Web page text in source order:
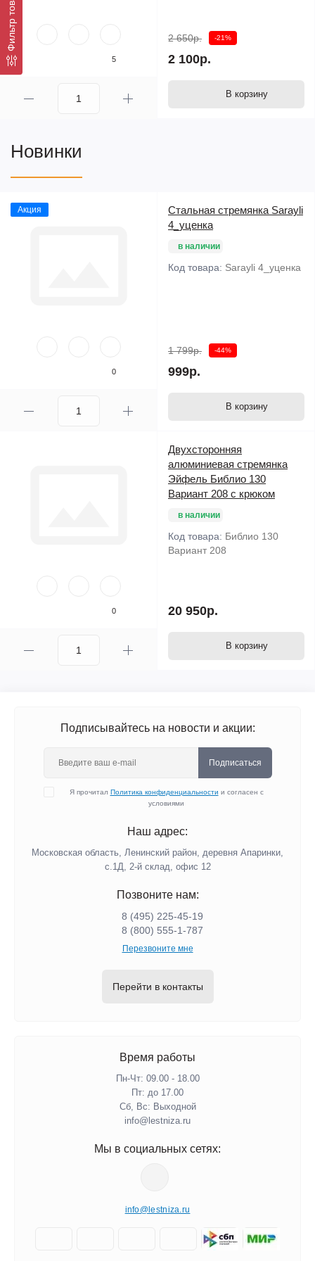
Фильтр товаров
5
2 650р. -21%
2 100р.
В корзину
Новинки
Акция
0
Стальная стремянка Sarayli
4_уценка
в наличии
Код товара: Sarayli 4_уценка
1 799р. -44%
999р.
В корзину
0
Двухсторонняя
алюминиевая стремянка
Эйфель Библио 130
Вариант 208 с крюком
в наличии
Код товара: Библио 130
Вариант 208
20 950р.
В корзину
Подписывайтесь на новости и акции:
Подписаться
Я прочитал Политика конфиденциальности и согласен с
условиями
Наш адрес:
Московская область, Ленинский район, деревня Апаринки,
с.1Д, 2-й склад, офис 12
Позвоните нам:
8 (495) 225-45-19
8 (800) 555-1-787
Перезвоните мне
Перейти в контакты
Время работы
Пн-Чт: 09.00 - 18.00
Пт: до 17.00
Сб, Вс: Выходной
info@lestniza.ru
Мы в социальных сетях:
info@lestniza.ru